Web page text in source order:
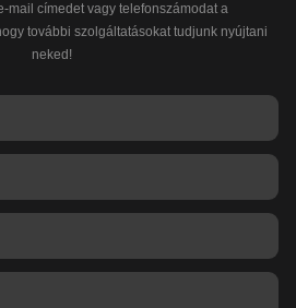
mail címedet vagy telefonszámodat a
további szolgáltatásokat tudjunk nyújtani
neked!